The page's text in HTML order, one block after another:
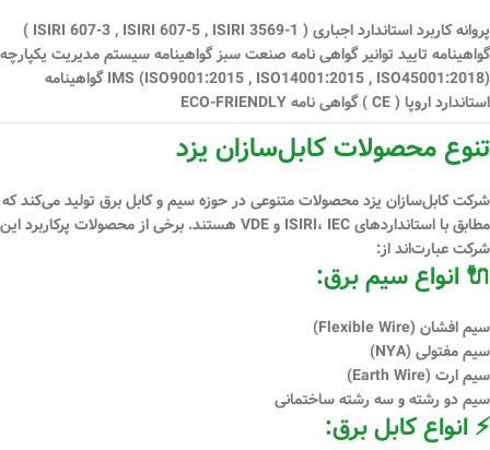
پروانه کاربرد استاندارد اجباری ( ISIRI 607-3 , ISIRI 607-5 , ISIRI 3569-1 )
گواهینامه تایید توانیر گواهی نامه صنعت سبز گواهینامه سیستم مدیریت یكپارچه
IMS (ISO9001:2015 , ISO14001:2015 , ISO45001:2018) گواهینامه
استاندارد اروپا ( CE ) گواهی نامه ECO-FRIENDLY
تنوع محصولات کابل‌سازان یزد
شرکت کابل‌سازان یزد محصولات متنوعی در حوزه سیم و کابل برق تولید می‌کند که
مطابق با استانداردهایISIRI، IEC و VDE
هستند. برخی از محصولات پرکاربرد این
شرکت عبارت‌اند از:
🔌 انواع سیم برق:
سیم افشان (Flexible Wire)
سیم مفتولی (NYA)
سیم ارت (Earth Wire)
سیم دو رشته و سه رشته ساختمانی
⚡ انواع کابل برق: